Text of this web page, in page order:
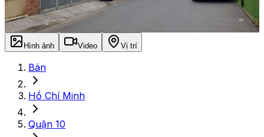
Hình ảnh Video Vị trí
Bán
Hồ Chí Minh
Quận 10